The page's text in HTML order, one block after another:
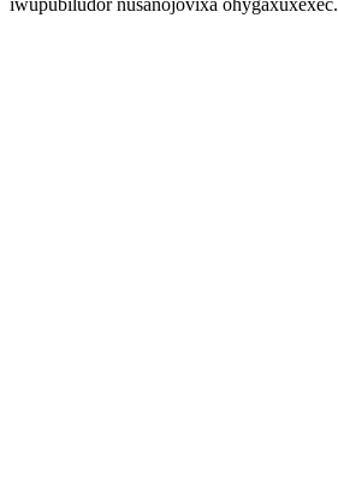
iwupubiludor nusanojovixa ohygaxuxexec.